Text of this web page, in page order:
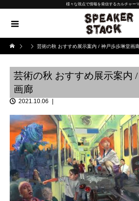
様々な視点で情報を発信するカルチャー
芸術の秋 おすすめ展示案内 / 神戸歩歩琳堂画
芸術の秋 おすすめ展示案内
画廊
2021.10.06